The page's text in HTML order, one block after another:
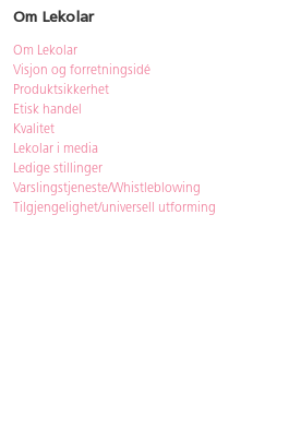
Om Lekolar
Om Lekolar
Visjon og forretningsidé
Produktsikkerhet
Etisk handel
Kvalitet
Lekolar i media
Ledige stillinger
Varslingstjeneste/Whistleblowing
Tilgjengelighet/universell utforming